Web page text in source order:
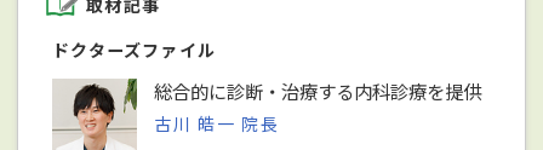
ドクターズファイル
総合的に診断・治療する内科診療を提供
古川 皓一 院長